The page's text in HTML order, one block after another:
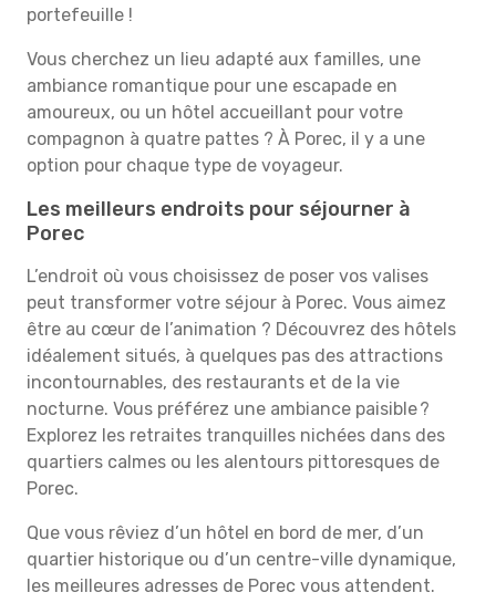
portefeuille !
Vous cherchez un lieu adapté aux familles, une
ambiance romantique pour une escapade en
amoureux, ou un hôtel accueillant pour votre
compagnon à quatre pattes ? À Porec, il y a une
option pour chaque type de voyageur.
Les meilleurs endroits pour séjourner à
Porec
L’endroit où vous choisissez de poser vos valises
peut transformer votre séjour à Porec. Vous aimez
être au cœur de l’animation ? Découvrez des hôtels
idéalement situés, à quelques pas des attractions
incontournables, des restaurants et de la vie
nocturne. Vous préférez une ambiance paisible ?
Explorez les retraites tranquilles nichées dans des
quartiers calmes ou les alentours pittoresques de
Porec.
Que vous rêviez d’un hôtel en bord de mer, d’un
quartier historique ou d’un centre-ville dynamique,
les meilleures adresses de Porec vous attendent.